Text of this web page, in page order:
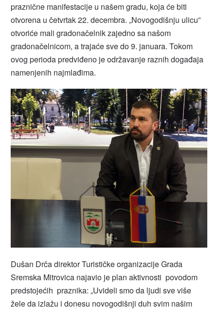
praznične manifestacije u našem gradu, koja će biti
otvorena u četvrtak 22. decembra. „Novogodišnju ulicu”
otvoriće mali gradonačelnik zajedno sa našom
gradonačelnicom, a trajaće sve do 9. januara. Tokom
ovog perioda predviđeno je održavanje raznih događaja
namenjenih najmlađima.
Dušan Drča direktor Turističke organizacije Grada
Sremska Mitrovica najavio je plan aktivnosti povodom
predstojećih praznika: „Uvideli smo da ljudi sve više
žele da izlažu i donesu novogodišnji duh svim našim